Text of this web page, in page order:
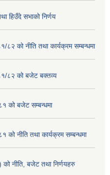
हिउँदे सभाको निर्णय
८२ को नीति तथा कार्यक्रम सम्बन्धमा
८२ को बजेट बक्तव्य
को बजेट सम्बन्धमा
नीति तथा कार्यक्रम सम्बन्धमा
नीति, बजेट तथा निर्णयहरु